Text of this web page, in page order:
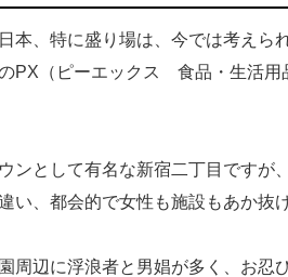
本、特に盛り場は、今では考えら
PX（ピーエックス 食品・生活
ンとして有名な新宿二丁目ですが
い、都会的で女性も施設もあか抜
周辺に浮浪者と男娼が多く、お忍